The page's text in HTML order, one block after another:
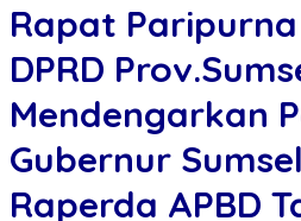
Rapat Paripurna
DPRD
Mendengarkan
Gubernur
Raperda APBD